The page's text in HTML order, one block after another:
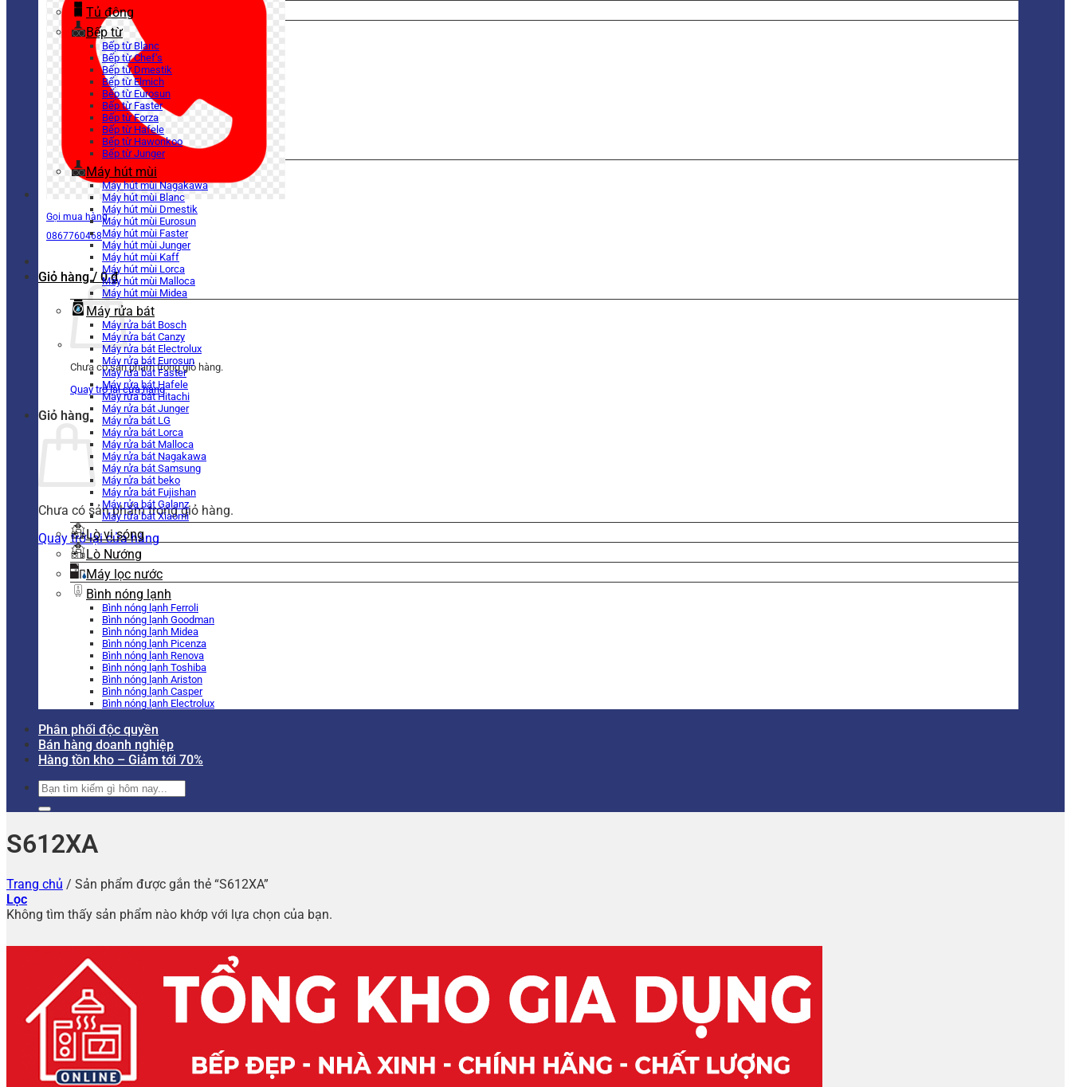
Gọi mua hàng
0867760468
Giỏ hàng / 0₫
Chưa có sản phẩm trong giỏ hàng.
Quay trở lại cửa hàng
Giỏ hàng
Chưa có sản phẩm trong giỏ hàng.
Quay trở lại cửa hàng
Tủ đông
Bếp từ
Bếp từ Blanc
Bếp từ Chef’s
Bếp từ Dmestik
Bếp từ Elmich
Bếp từ Eurosun
Bếp từ Faster
Bếp từ Forza
Bếp từ Hafele
Bếp từ Hawonkoo
Bếp từ Junger
Máy hút mùi
Máy hút mùi Nagakawa
Máy hút mùi Blanc
Máy hút mùi Dmestik
Máy hút mùi Eurosun
Máy hút mùi Faster
Máy hút mùi Junger
Máy hút mùi Kaff
Máy hút mùi Lorca
Máy hút mùi Malloca
Máy hút mùi Midea
Máy rửa bát
Máy rửa bát Bosch
Máy rửa bát Canzy
Máy rửa bát Electrolux
Máy rửa bát Eurosun
Máy rửa bát Faster
Máy rửa bát Hafele
Máy rửa bát Hitachi
Máy rửa bát Junger
Máy rửa bát LG
Máy rửa bát Lorca
Máy rửa bát Malloca
Máy rửa bát Nagakawa
Máy rửa bát Samsung
Máy rửa bát beko
Máy rửa bát Fujishan
Máy rửa bát Galanz
Máy rửa bát Xiaomi
Lò vi sóng
Lò Nướng
Máy lọc nước
Bình nóng lạnh
Bình nóng lạnh Ferroli
Bình nóng lạnh Goodman
Bình nóng lạnh Midea
Bình nóng lạnh Picenza
Bình nóng lạnh Renova
Bình nóng lạnh Toshiba
Bình nóng lạnh Ariston
Bình nóng lạnh Casper
Bình nóng lạnh Electrolux
Phân phối độc quyền
Bán hàng doanh nghiệp
Hàng tồn kho – Giảm tới 70%
Tìm
kiếm:
S612XA
Trang chủ / Sản phẩm được gắn thẻ “S612XA”
Lọc
Không tìm thấy sản phẩm nào khớp với lựa chọn của bạn.